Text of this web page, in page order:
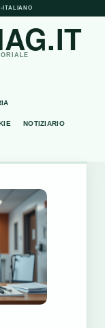
• ITALIANO
NOTIZIARIO